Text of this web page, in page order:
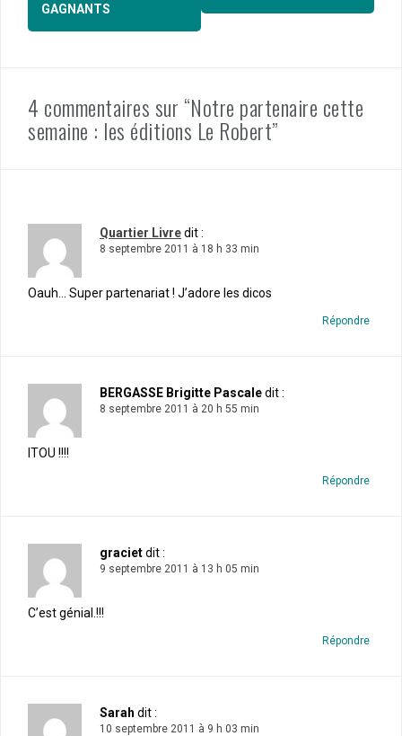
GAGNANTS
4 commentaires sur “Notre partenaire cette
semaine : les éditions Le Robert”
Quartier Livredit :
8 septembre 2011 à 18 h 33 min
Oauh… Super partenariat ! J’adore les dicos
Répondre
BERGASSE Brigitte Pascaledit :
8 septembre 2011 à 20 h 55 min
ITOU !!!!
Répondre
gracietdit :
9 septembre 2011 à 13 h 05 min
C’est génial.!!!
Répondre
Sarah dit :
10 septembre 2011 à 9 h 03 min